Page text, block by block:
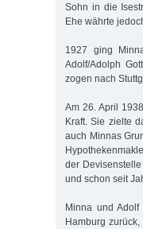
Sohn in die
Ehe währte
1927 ging
Adolf/Adolph
zogen nach
Am 26. April
Kraft. Sie zielte
auch Minnas
der
und schon seit
Minna und
Hamburg